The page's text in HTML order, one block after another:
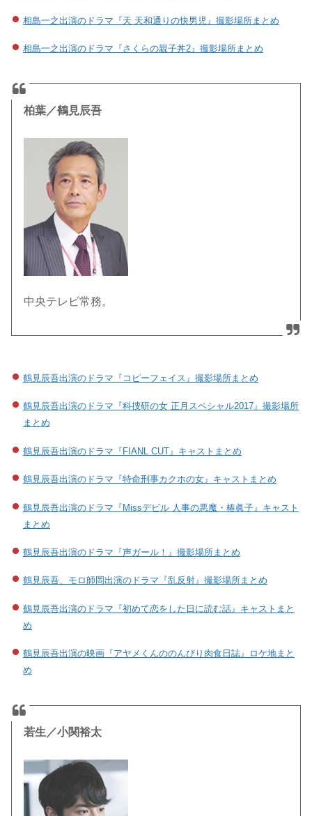
相島一之出演のドラマ『天 天和通りの快男児』撮影場所まとめ
相島一之出演のドラマ『さくらの親子丼2』撮影場所まとめ
柏葉／鶴見辰吾
中央テレビ常務。
鶴見辰吾出演のドラマ『コピーフェイス』撮影場所まとめ
鶴見辰吾出演のドラマ『科捜研の女 正月スペシャル2017』撮影場所
まとめ
鶴見辰吾出演のドラマ『FIANL CUT』キャストまとめ
鶴見辰吾出演のドラマ『特命刑事カクホの女』キャストまとめ
鶴見辰吾出演のドラマ『Missデビル 人事の悪魔・椿眞子』キャスト
まとめ
鶴見辰吾出演のドラマ『声ガール！』撮影場所まとめ
鶴見辰吾、モロ師岡出演のドラマ『乱反射』撮影場所まとめ
鶴見辰吾出演のドラマ『初めて恋をした日に読む話』キャストまと
め
鶴見辰吾出演の映画『アヤメくんののんびり肉食日誌』ロケ地まと
め
若生／小関裕太